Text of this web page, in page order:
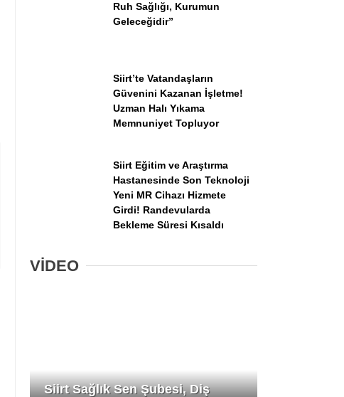
Ruh Sağlığı, Kurumun
Geleceğidir”
Siirt’te Vatandaşların
Güvenini Kazanan İşletme!
Uzman Halı Yıkama
Memnuniyet Topluyor
Siirt Eğitim ve Araştırma
Hastanesinde Son Teknoloji
Yeni MR Cihazı Hizmete
Girdi! Randevularda
Bekleme Süresi Kısaldı
VİDEO
Siirt Sağlık Sen Şubesi, Diş